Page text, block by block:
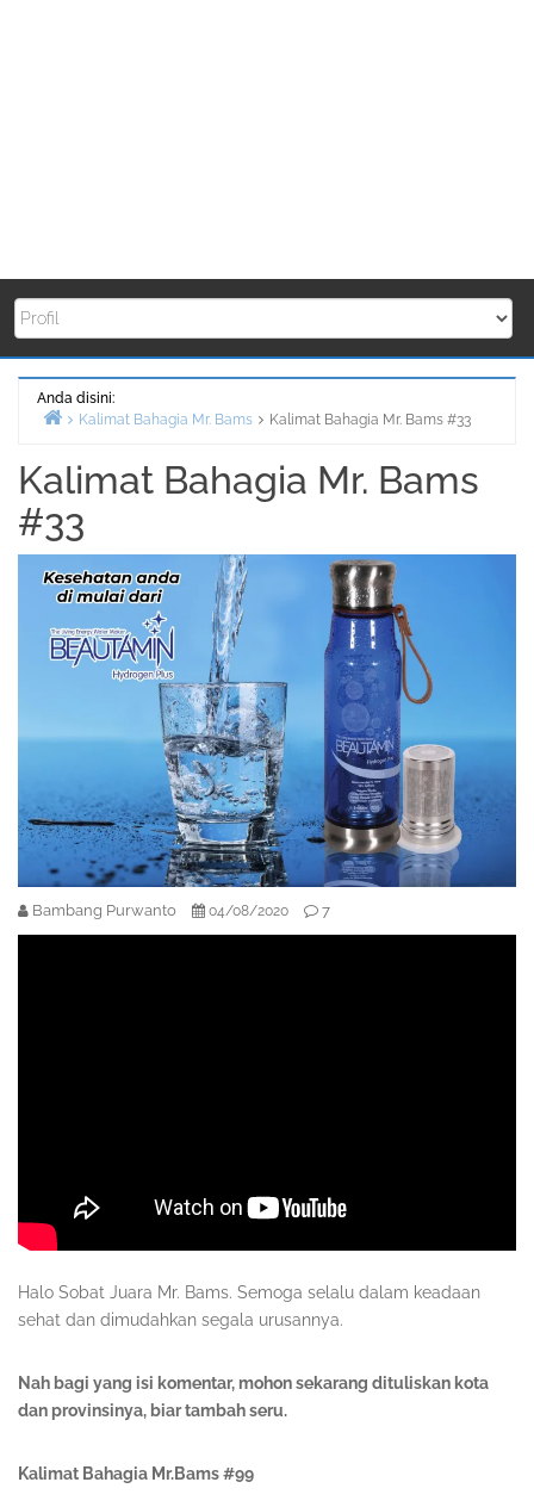
Anda disini:
Kalimat Bahagia Mr. Bams Kalimat Bahagia Mr. Bams #33
Kalimat Bahagia Mr. Bams
#33
Bambang Purwanto 04/08/2020 7
Halo Sobat Juara Mr. Bams. Semoga selalu dalam keadaan
sehat dan dimudahkan segala urusannya.
Nah bagi yang isi komentar, mohon sekarang dituliskan kota
dan provinsinya, biar tambah seru.
Kalimat Bahagia Mr.Bams #99